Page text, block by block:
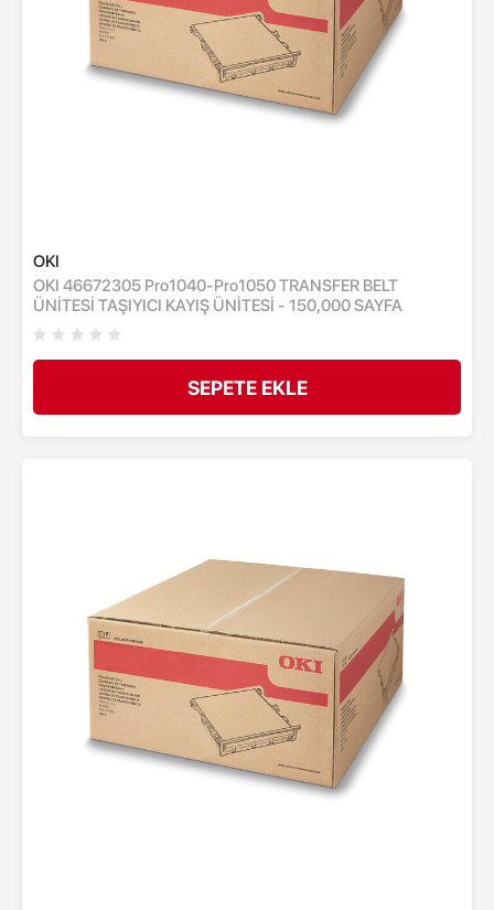
OKI
OKI 46672305 Pro1040-Pro1050 TRANSFER BELT
ÜNİTESİ TAŞIYICI KAYIŞ ÜNİTESİ - 150,000 SAYFA
SEPETE EKLE